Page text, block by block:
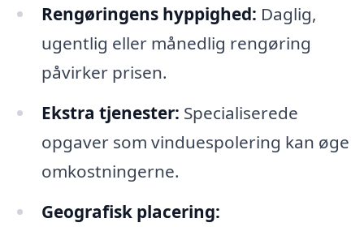
Rengøringens hyppighed: Daglig,
ugentlig eller månedlig rengøring
påvirker prisen.
Ekstra tjenester: Specialiserede
opgaver som vinduespolering kan øge
omkostningerne.
Geografisk placering: